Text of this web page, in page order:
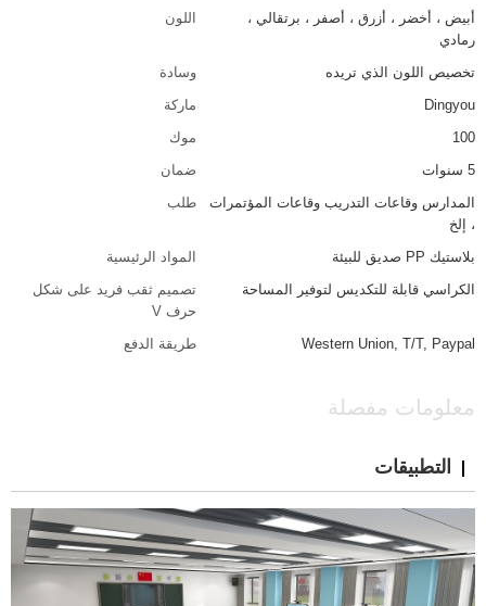
اللون
أبيض ، أخضر ، أزرق ، أصفر ، برتقالي ،
رمادي
وسادة
تخصيص اللون الذي تريده
ماركة
Dingyou
موك
100
ضمان
5 سنوات
طلب
المدارس وقاعات التدريب وقاعات المؤتمرات
، إلخ
المواد الرئيسية
بلاستيك PP صديق للبيئة
تصميم ثقب فريد على شكل
حرف V
الكراسي قابلة للتكديس لتوفير المساحة
طريقة الدفع Western Union, T/T, Paypal
معلومات مفصلة
التطبيقات